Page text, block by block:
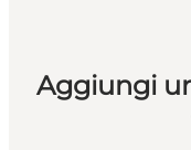
Aggiungi